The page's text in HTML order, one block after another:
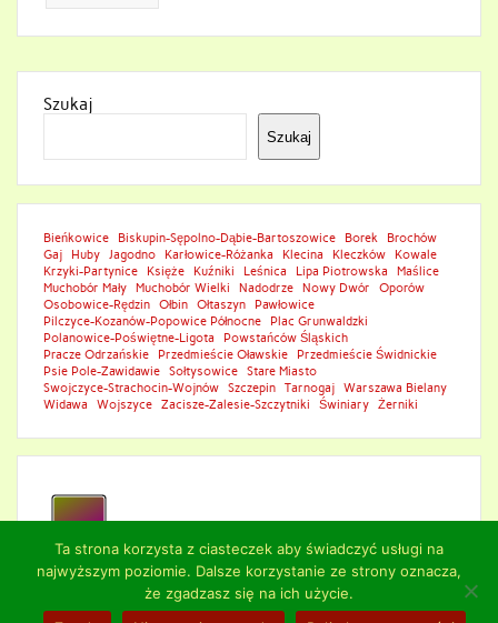
Szukaj
Szukaj
Bieńkowice Biskupin-Sępolno-Dąbie-Bartoszowice Borek
Brochów
Gaj
Huby Jagodno Karłowice-Różanka Klecina Kleczków
Kowale
Krzyki-Partynice
Księże Kuźniki Leśnica Lipa Piotrowska
Maślice
Muchobór Mały
Muchobór Wielki Nadodrze Nowy Dwór
Oporów
Osobowice-Rędzin
Ołbin Ołtaszyn
Pawłowice
Pilczyce-Kozanów-Popowice Północne
Plac Grunwaldzki
Polanowice-Poświętne-Ligota
Powstańców Śląskich
Pracze Odrzańskie
Przedmieście Oławskie
Przedmieście Świdnickie
Psie Pole-Zawidawie
Sołtysowice
Stare Miasto
Swojczyce-Strachocin-Wojnów
Szczepin Tarnogaj
Warszawa Bielany
Widawa
Wojszyce Zacisze-Zalesie-Szczytniki Świniary Żerniki
© 2024 NAPRAWA TELEWIZORÓW: SERWIS NAPRAWY TV
Ta strona korzysta z ciasteczek aby świadczyć usługi na
najwyższym poziomie. Dalsze korzystanie ze strony oznacza,
że zgadzasz się na ich użycie.